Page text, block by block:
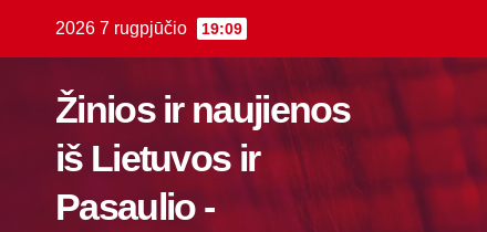
2026 7 rugpjūčio 19:09
Žinios ir naujienos
iš Lietuvos ir
Pasaulio -